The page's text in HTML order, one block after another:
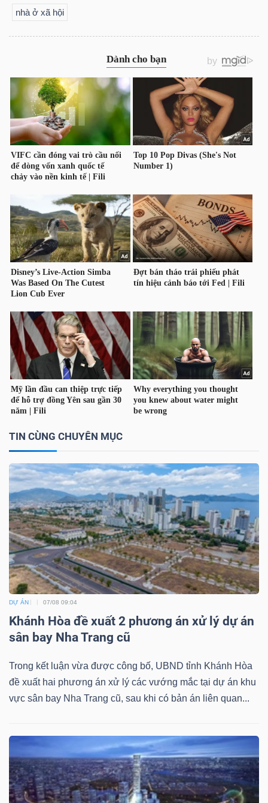
nhà ở xã hội
TIN CÙNG CHUYÊN MỤC
DỰ ÁN 07/08 09:04
Khánh Hòa đề xuất 2 phương án xử lý dự án
sân bay Nha Trang cũ
Trong kết luận vừa được công bố, UBND tỉnh Khánh Hòa
đề xuất hai phương án xử lý các vướng mắc tại dự án khu
vực sân bay Nha Trang cũ, sau khi có bản án liên quan...
TIÊU
DÙNG
THIẾT
YẾU
SÓC
SỨC
KHỎE
TÀI
CHÍNH
CÔNG
NGHỆ
THÔNG
TIN
DỊCH
VỤ
TRUYỀN
THÔNG
TIỆN
ÍCH
BẤT
ĐỘNG
SẢN